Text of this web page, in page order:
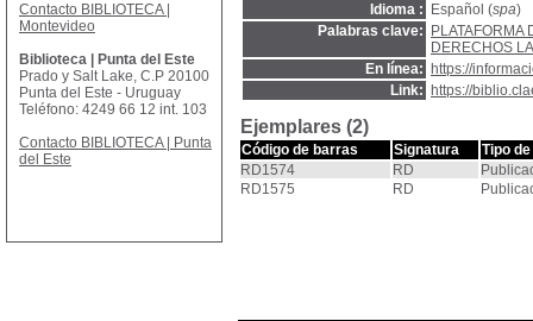
Idioma :
Español (spa)
Palabras clave:
PLATAFORMA
DERECHOS
En línea:
https://
Link:
https://
Ejemplares (2)
Código de barras Signatura
Tipo
RD1574
RD
RD1575
RD
Contacto BIBLIOTECA |
Montevideo
Biblioteca | Punta del Este
Prado y Salt Lake, C.P 20100
Punta del Este - Uruguay
Teléfono: 4249 66 12 int. 103
Contacto BIBLIOTECA | Punta
del Este